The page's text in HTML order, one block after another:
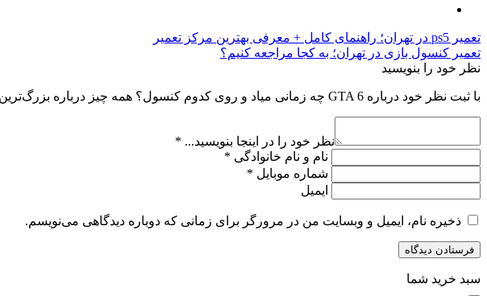
تعمیر ps5 در تهران؛ راهنمای کامل + معرفی بهترین مرکز تعمیر
تعمیر کنسول بازی در تهران؛ به کجا مراجعه کنیم؟
نظر خود را بنویسید
با ثبت نظر خود درباره GTA 6 چه زمانی میاد و روی کدوم کنسول؟ همه چیز درباره بزرگ‌ترین بازی ۲۰۲۶ به راهنمایی دیگران بالا بردن کیفیت مطالب کمک کنید.
نظر خود را در اینجا بنویسید... *
نام و نام خانوادگی *
شماره موبایل *
ایمیل
ذخیره نام، ایمیل و وبسایت من در مرورگر برای زمانی که دوباره دیدگاهی می‌نویسم.
سبد خرید شما